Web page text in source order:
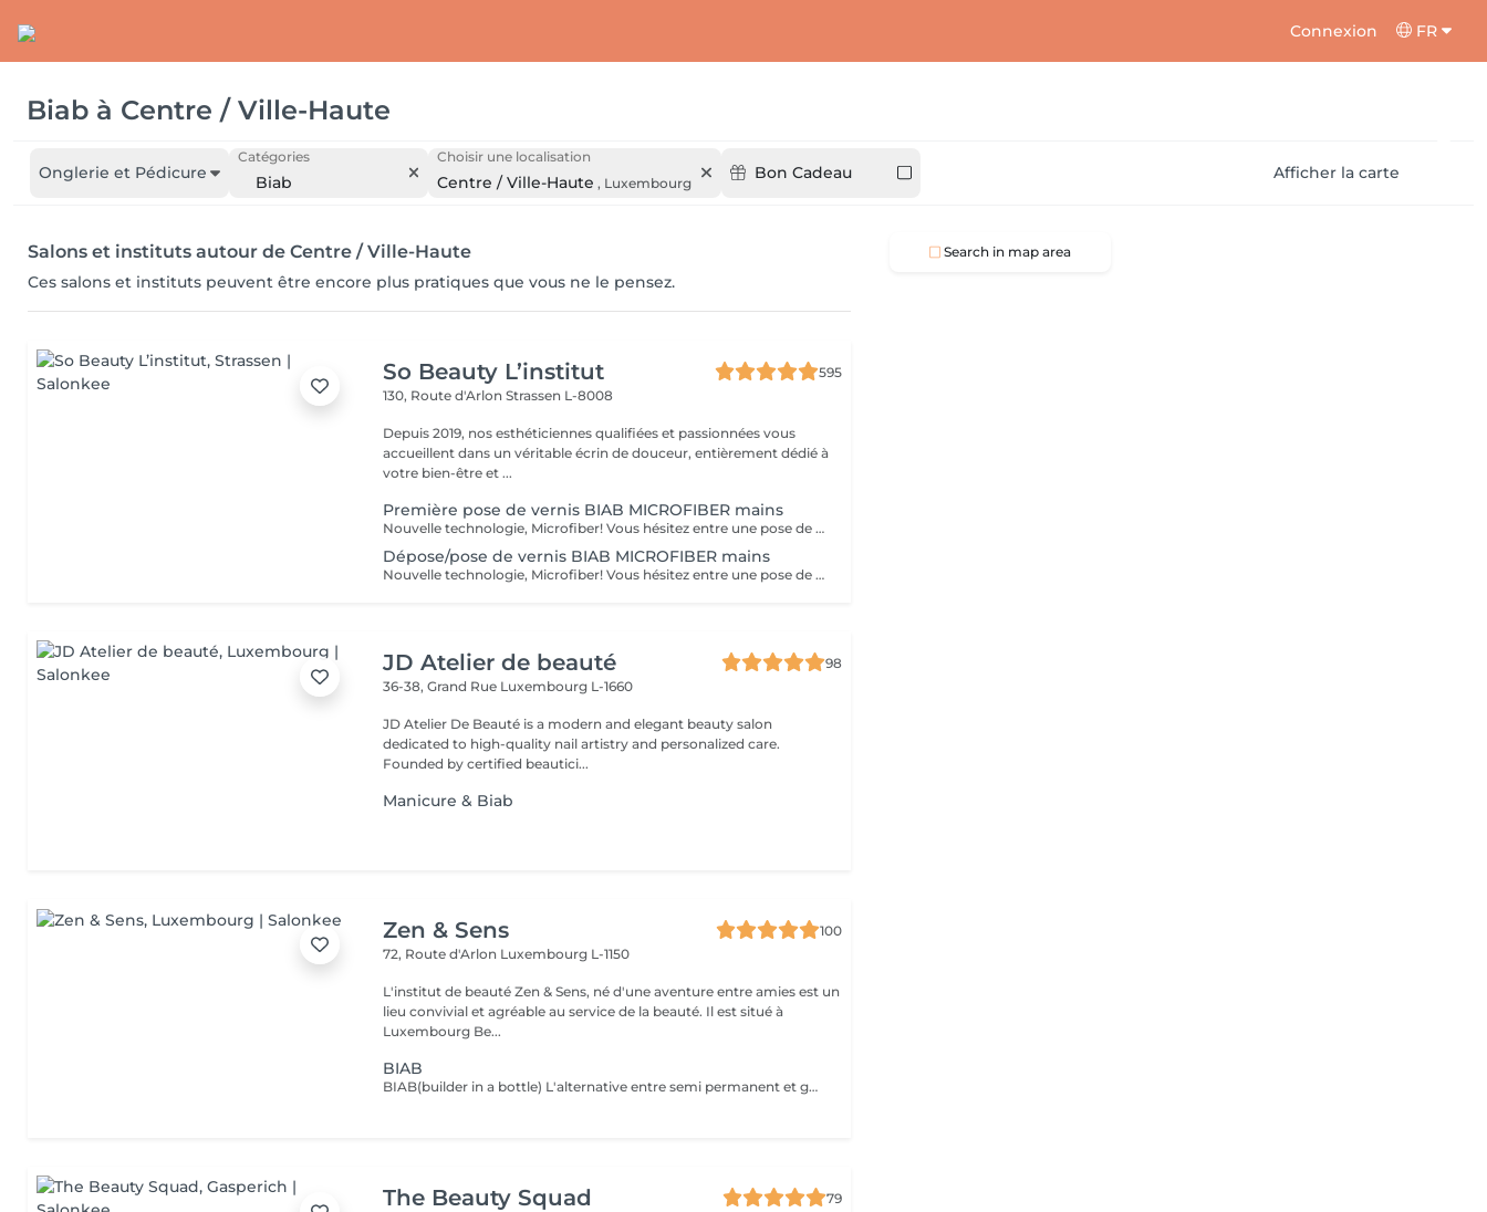
Connexion FR
Biab à Centre / Ville-Haute
Onglerie et Pédicure
Catégories
Biab
Choisir une localisation
Centre / Ville-Haute , Luxembourg
Bon Cadeau Afficher la carte
Salons et instituts autour de Centre / Ville-Haute
Ces salons et instituts peuvent être encore plus pratiques que vous ne le pensez.
So Beauty L’institut
595
130, Route d'ArlonStrassen L-8008
Depuis 2019, nos esthéticiennes qualifiées et passionnées vous
accueillent dans un véritable écrin de douceur, entièrement dédié à
votre bien-être et ...
Première pose de vernis BIAB MICROFIBER mains
Nouvelle technologie, Microfiber! Vous hésitez entre une pose de vernis permanent et la manucure gel ? Vos ongles sont cassants, mous, rongés et fragilisés par les poses du gel ou du semi-permanent ? Vous ne parvenez pas à garder une jolie longueur ? Contrairement au gel semi-permanent, le BIAB est dépourvu d'actifs chimiques susceptibles d'abîmer les ongles et est certifié vegan et cruelty-free. Découvrez votre nouvelle manucure chouchou: Le BIAB. Un traitement sain et efficace pour renforcer vos ongles et leur offrir une nouvelle santé! Enrichi en fibres synthétiques pour la résistance et la flexibilité, en vitamine E et calcium pour les soigner, le BIAB vous apporte une très bonne adhérence même sur les ongles difficiles. Grâce à sa couche de base extra forte et durable, le BIAB vous apportera une tenue de 3 à 4 semaines.
Dépose/pose de vernis BIAB MICROFIBER mains
Nouvelle technologie, Microfiber! Vous hésitez entre une pose de vernis permanent et la manucure gel ? Vos ongles sont cassants, mous, rongés et fragilisés par les poses du gel ou du semi-permanent ? Vous ne parvenez pas à garder une jolie longueur ? Contrairement au gel semi-permanent, le BIAB est dépourvu d'actifs chimiques susceptibles d'abîmer les ongles et est certifié vegan et cruelty-free. Découvrez votre nouvelle manucure chouchou: Le BIAB. Un traitement sain et efficace pour renforcer vos ongles et leur offrir une nouvelle santé! Enrichi en fibres synthétiques pour la résistance et la flexibilité, en vitamine E et calcium pour les soigner, le BIAB vous apporte une très bonne adhérence même sur les ongles difficiles. Grâce à sa couche de base extra forte et durable, le BIAB vous apportera une tenue de 3 à 4 semaines.
JD Atelier de beauté
98
36-38, Grand Rue Luxembourg L-1660
JD Atelier De Beauté is a modern and elegant beauty salon
dedicated to high-quality nail artistry and personalized care.
Founded by certified beautici...
Manicure & Biab
Zen & Sens
100
72, Route d'Arlon Luxembourg L-1150
L'institut de beauté Zen & Sens, né d'une aventure entre amies est un
lieu convivial et agréable au service de la beauté. Il est situé à
Luxembourg Be...
BIAB
BIAB(builder in a bottle) L'alternative entre semi permanent et gel, le tout dans une formule vegan et sans actifs chimiques agressifs. Il combine les avantages du semi-permanent par sa rapidité et ceux du gel par sa solidité. Grace a lui l'ongle est uniforme,il peut etre rallongé et fortifié.
The Beauty Squad
79
Search in map area